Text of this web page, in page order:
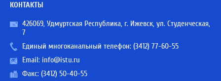
КОНТАКТЫ
426069, Удмуртская Республика, г. Ижевск, ул. Студенческая,
7
Единый многоканальный телефон: (3412) 77-60-55
Email: info@istu.ru
Факс: (3412) 50-40-55